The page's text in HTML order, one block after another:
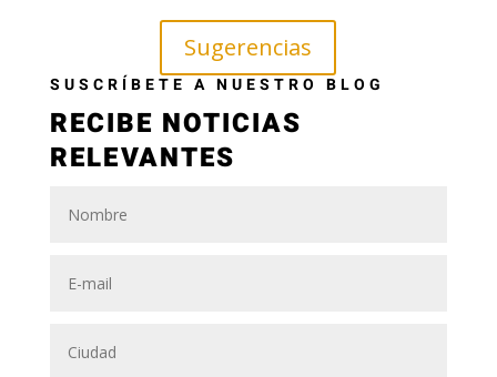
Sugerencias
SUSCRÍBETE A NUESTRO BLOG
RECIBE NOTICIAS
RELEVANTES